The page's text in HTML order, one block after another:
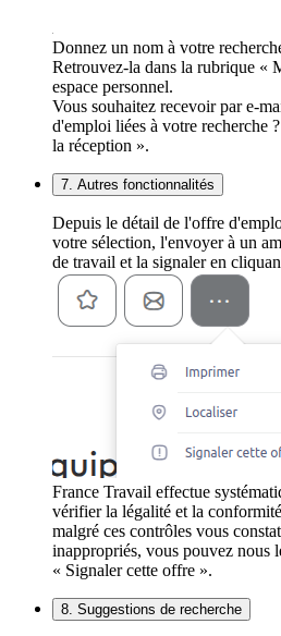
Donnez un nom à votre
Retrouvez-la dans la rubrique «
espace personnel.
Vous souhaitez recevoir par e-
d'emploi liées à votre recherche
la réception ».
7. Autres fonctionnalités
Depuis le détail de l'offre
votre sélection, l'envoyer à un
de travail et la signaler en
France Travail effectue
vérifier la légalité et la
malgré ces contrôles vous
inappropriés, vous pouvez nous
« Signaler cette offre ».
8. Suggestions de recherche